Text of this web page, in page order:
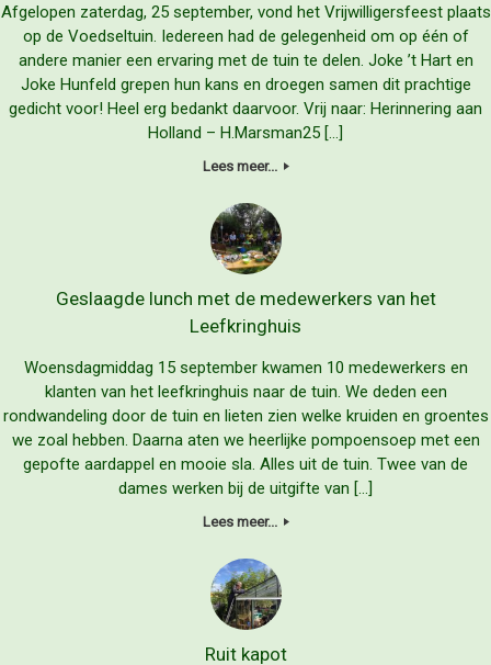
Afgelopen zaterdag, 25 september, vond het Vrijwilligersfeest plaats
op de Voedseltuin. Iedereen had de gelegenheid om op één of
andere manier een ervaring met de tuin te delen. Joke ’t Hart en
Joke Hunfeld grepen hun kans en droegen samen dit prachtige
gedicht voor! Heel erg bedankt daarvoor. Vrij naar: Herinnering aan
Holland – H.Marsman25 […]
Lees meer...
Geslaagde lunch met de medewerkers van het
Leefkringhuis
Woensdagmiddag 15 september kwamen 10 medewerkers en
klanten van het leefkringhuis naar de tuin. We deden een
rondwandeling door de tuin en lieten zien welke kruiden en groentes
we zoal hebben. Daarna aten we heerlijke pompoensoep met een
gepofte aardappel en mooie sla. Alles uit de tuin. Twee van de
dames werken bij de uitgifte van […]
Lees meer...
Ruit kapot